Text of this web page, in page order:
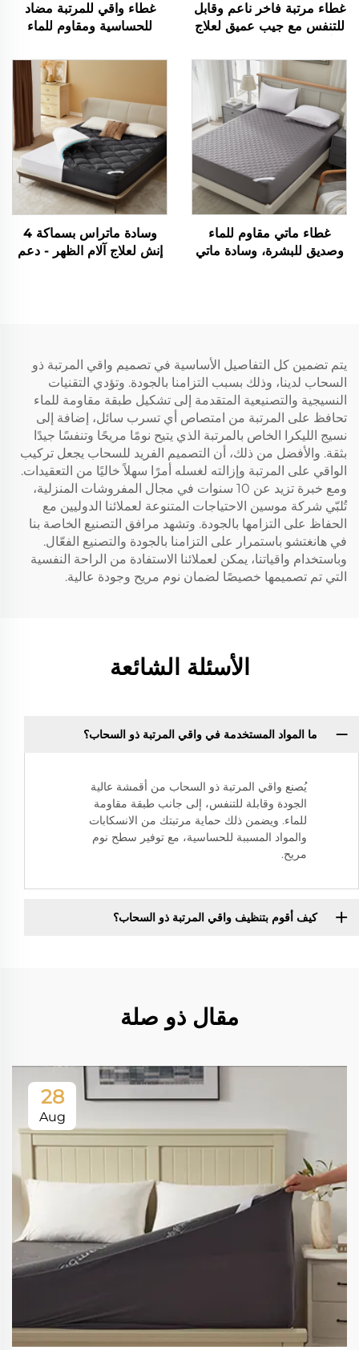
غطاء مرتبة فاخر ناعم وقابل
للتنفس مع جيب عميق لعلاج
مبطّن بخامة الخيزران لتبريد
الجسم (رمادي)
غطاء واقي للمرتبة مضاد
للحساسية ومقاوم للماء
عميقة من 6 إلى 15 بوصة،
غطاء مرتبة قابل للتنفس
للفنادق والمنزل (أزرق داكن)
غطاء ماتي مقاوم للماء
وصديق للبشرة، وسادة ماتي
وسادة ماتراس بسماكة 4
إنش لعلاج آلام الظهر - دعم
يتم تضمين كل التفاصيل الأساسية في تصميم واقي المرتبة ذو
السحاب لدينا، وذلك بسبب التزامنا بالجودة. وتؤدي التقنيات
النسيجية والتصنيعية المتقدمة إلى تشكيل طبقة مقاومة للماء
تحافظ على المرتبة من امتصاص أي تسرب سائل، إضافة إلى
نسيج الليكرا الخاص بالمرتبة الذي يتيح نومًا مريحًا وتنفسًا جيدًا
بثقة. والأفضل من ذلك، أن التصميم الفريد للسحاب يجعل تركيب
الواقي على المرتبة وإزالته لغسله أمرًا سهلاً خاليًا من التعقيدات.
ومع خبرة تزيد عن 10 سنوات في مجال المفروشات المنزلية،
تُلبّي شركة موسين الاحتياجات المتنوعة لعملائنا الدوليين مع
الحفاظ على التزامها بالجودة. وتشهد مرافق التصنيع الخاصة بنا
في هانغتشو باستمرار على التزامنا بالجودة والتصنيع الفعّال.
وباستخدام واقياتنا، يمكن لعملائنا الاستفادة من الراحة النفسية
التي تم تصميمها خصيصًا لضمان نوم مريح وجودة عالية.
الأسئلة الشائعة
ما المواد المستخدمة في واقي المرتبة ذو السحاب؟
يُصنع واقي المرتبة ذو السحاب من أقمشة عالية
الجودة وقابلة للتنفس، إلى جانب طبقة مقاومة
للماء. ويضمن ذلك حماية مرتبتك من الانسكابات
والمواد المسببة للحساسية، مع توفير سطح نوم
مريح.
كيف أقوم بتنظيف واقي المرتبة ذو السحاب؟
مقال ذو صلة
28
Aug